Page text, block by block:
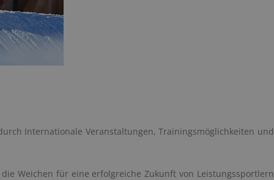
Internationale Veranstaltungen, Trainingsmöglichkeiten und
Weichen für eine erfolgreiche Zukunft von Leistungssportlern